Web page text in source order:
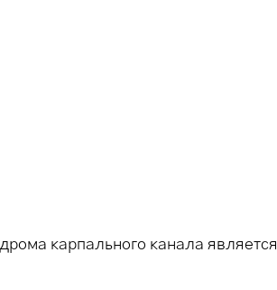
карпального канала является